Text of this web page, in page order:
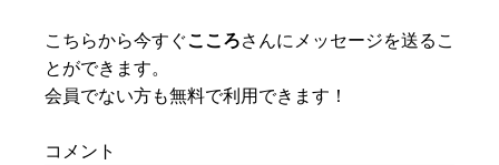
こちらから今すぐこころさんにメッセージを送るこ
とができます。
会員でない方も無料で利用できます！
コメント